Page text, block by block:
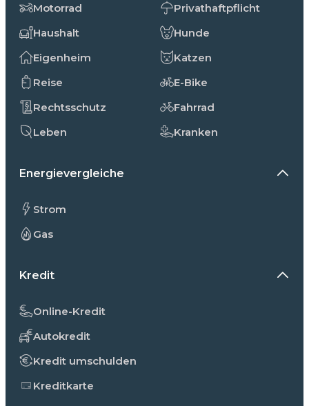
Motorrad
Haushalt
Eigenheim
Reise
Rechtsschutz
Leben
Privathaftpflicht
Hunde
Katzen
E-Bike
Fahrrad
Kranken
Energievergleiche
Strom
Gas
Kredit
Online-Kredit
Autokredit
Kredit umschulden
Kreditkarte